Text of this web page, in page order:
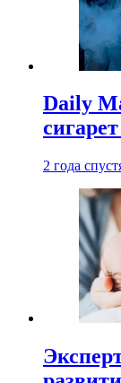
Daily
2 года